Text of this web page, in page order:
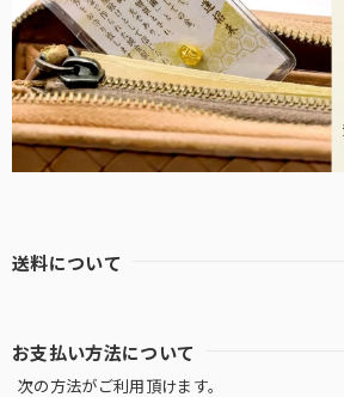
送料について
お支払い方法について
次の方法がご利用頂けます。